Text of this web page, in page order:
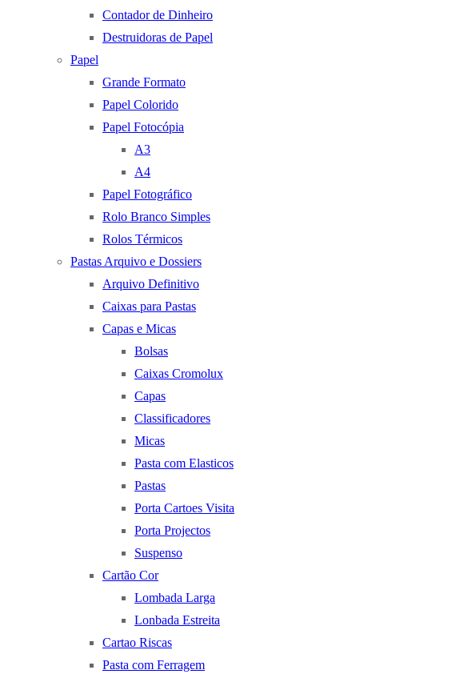
Contador de Dinheiro
Destruidoras de Papel
Papel
Grande Formato
Papel Colorido
Papel Fotocópia
A3
A4
Papel Fotográfico
Rolo Branco Simples
Rolos Térmicos
Pastas Arquivo e Dossiers
Arquivo Definitivo
Caixas para Pastas
Capas e Micas
Bolsas
Caixas Cromolux
Capas
Classificadores
Micas
Pasta com Elasticos
Pastas
Porta Cartoes Visita
Porta Projectos
Suspenso
Cartão Cor
Lombada Larga
Lonbada Estreita
Cartao Riscas
Pasta com Ferragem